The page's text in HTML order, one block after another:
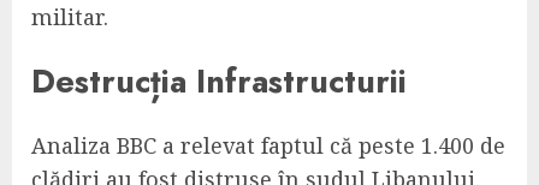
militar.
Destrucția Infrastructurii
Analiza BBC a relevat faptul că peste 1.400 de